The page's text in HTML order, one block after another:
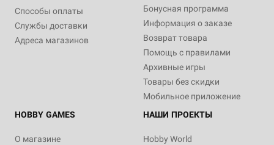
Способы оплаты
Службы доставки
Адреса магазинов
Бонусная программа
Информация о заказе
Возврат товара
Помощь с правилами
Архивные игры
Товары без скидки
Мобильное приложение
HOBBY GAMES
О магазине
НАШИ ПРОЕКТЫ
Hobby World